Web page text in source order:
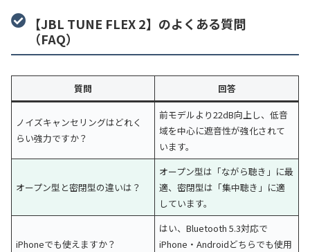
【JBL TUNE FLEX 2】のよくある質問
（FAQ）
質問 回答
ノイズキャンセリングはどれく
らい強力ですか？
前モデルより22dB向上し、低音
域を中心に遮音性が強化されて
います。
オープン型と密閉型の違いは？
オープン型は「ながら聴き」に最
適、密閉型は「集中聴き」に適
しています。
iPhoneでも使えますか？
はい、Bluetooth 5.3対応で
iPhone・Androidどちらでも使用